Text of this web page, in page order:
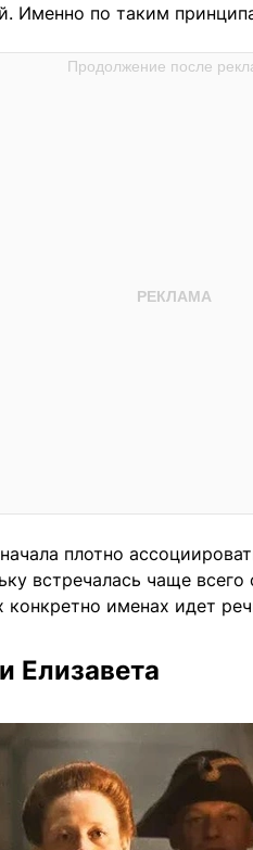
Именно по таким
плотно
встречалась чаще
именах идет
Елизавета